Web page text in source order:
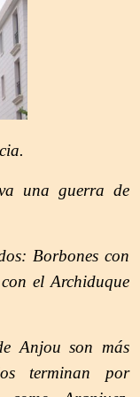
una guerra de
Borbones con
el Archiduque
Anjou son más
terminan por